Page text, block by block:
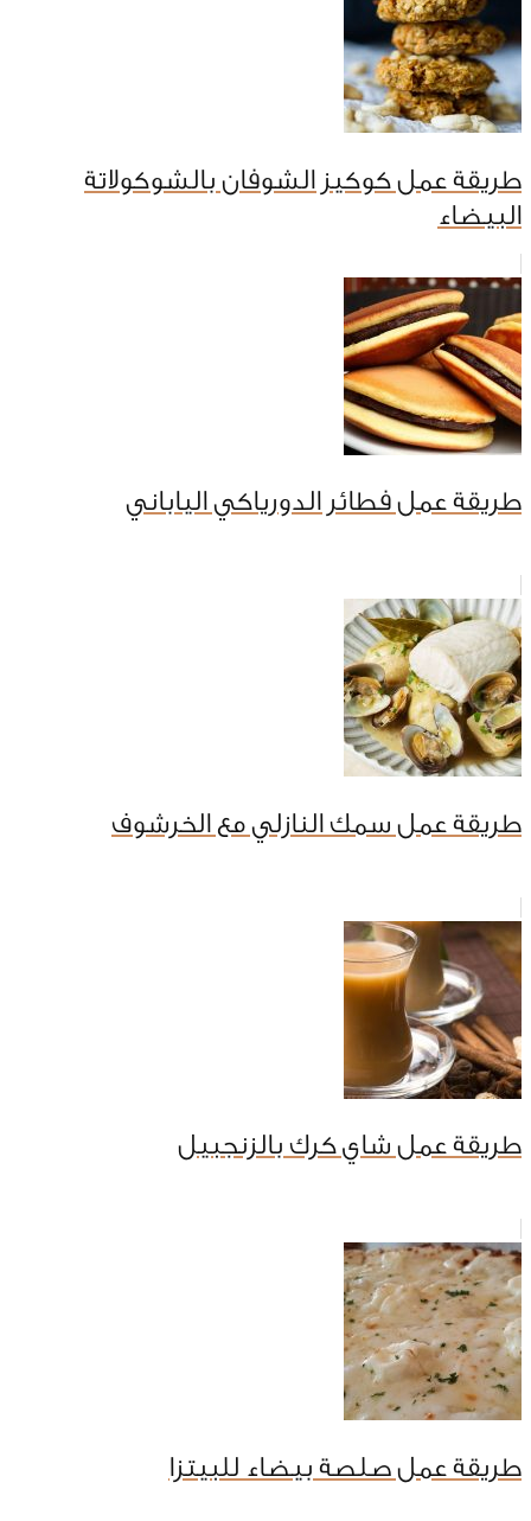
طريقة عمل كوكيز الشوفان بالشوكولاتة
البيضاء
طريقة عمل فطائر الدورياكي الياباني
طريقة عمل سمك النازلي مع الخرشوف
طريقة عمل شاي كرك بالزنجبيل
طريقة عمل صلصة بيضاء للبيتزا